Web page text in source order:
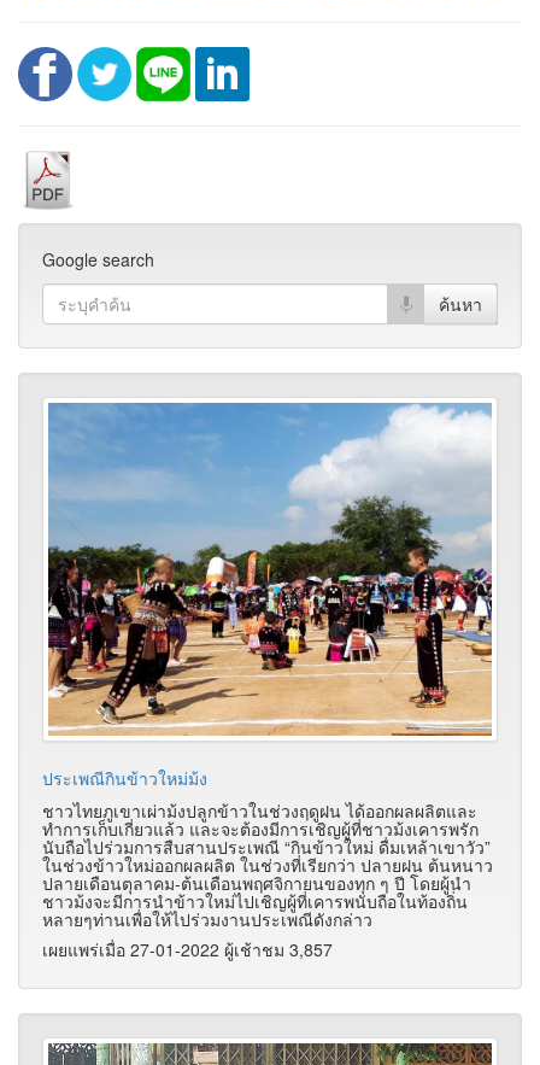
Google search
ประเพณีกินข้าวใหม่ม้ง
ชาวไทยภูเขาเผ่าม้งปลูกข้าวในช่วงฤดูฝน ได้ออกผลผลิตและ
ทำการเก็บเกี่ยวแล้ว และจะต้องมีการเชิญผู้ที่ชาวม้งเคารพรัก
นับถือไปร่วมการสืบสานประเพณี “กินข้าวใหม่ ดื่มเหล้าเขาวัว”
ในช่วงข้าวใหม่ออกผลผลิต ในช่วงที่เรียกว่า ปลายฝน ต้นหนาว
ปลายเดือนตุลาคม-ต้นเดือนพฤศจิกายนของทุก ๆ ปี โดยผู้นำ
ชาวม้งจะมีการนำข้าวใหม่ไปเชิญผู้ที่เคารพนับถือในท้องถิ่น
หลายๆท่านเพื่อให้ไปร่วมงานประเพณีดังกล่าว
เผยแพร่เมื่อ 27-01-2022 ผู้เช้าชม 3,857